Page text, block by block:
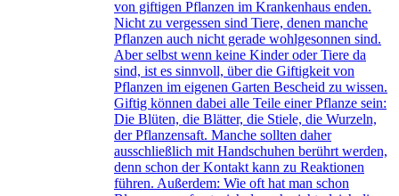
von giftigen Pflanzen im Krankenhaus enden.
Nicht zu vergessen sind Tiere, denen manche
Pflanzen auch nicht gerade wohlgesonnen sind.
Aber selbst wenn keine Kinder oder Tiere da
sind, ist es sinnvoll, über die Giftigkeit von
Pflanzen im eigenen Garten Bescheid zu wissen.
Giftig können dabei alle Teile einer Pflanze sein:
Die Blüten, die Blätter, die Stiele, die Wurzeln,
der Pflanzensaft. Manche sollten daher
ausschließlich mit Handschuhen berührt werden,
denn schon der Kontakt kann zu Reaktionen
führen. Außerdem: Wie oft hat man schon